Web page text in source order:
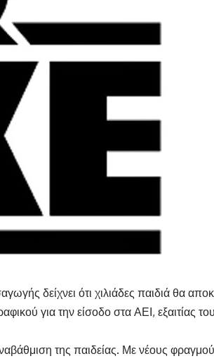
δείχνει ότι χιλιάδες παιδιά θα
για την είσοδο στα ΑΕΙ, εξαιτίας
της παιδείας. Με νέους